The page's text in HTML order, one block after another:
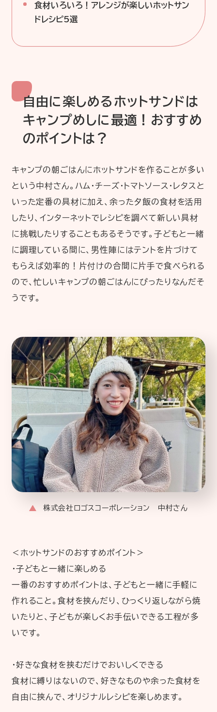
食材いろいろ！アレンジが楽しいホットサン
ドレシピ5選
自由に楽しめるホットサンドは
キャンプめしに最適！おすすめ
のポイントは？
キャンプの朝ごはんにホットサンドを作ることが多い
という中村さん。ハム・チーズ・トマトソース・レタスと
いった定番の具材に加え、余った夕飯の食材を活用
したり、インターネットでレシピを調べて新しい具材
に挑戦したりすることもあるそうです。子どもと一緒
に調理している間に、男性陣にはテントを片づけて
もらえば効率的！片付けの合間に片手で食べられる
ので、忙しいキャンプの朝ごはんにぴったりなんだそ
うです。
株式会社ロゴスコーポレーション 中村さん
＜ホットサンドのおすすめポイント＞
・子どもと一緒に楽しめる
一番のおすすめポイントは、子どもと一緒に手軽に
作れること。食材を挟んだり、ひっくり返しながら焼
いたりと、子どもが楽しくお手伝いできる工程が多
いです。
・好きな食材を挟むだけでおいしくできる
食材に縛りはないので、好きなものや余った食材を
自由に挟んで、オリジナルレシピを楽しめます。